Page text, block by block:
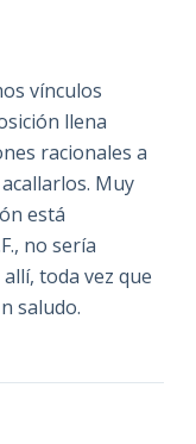
vínculos
llena
racionales a
Muy
está
no sería
toda vez que
saludo.